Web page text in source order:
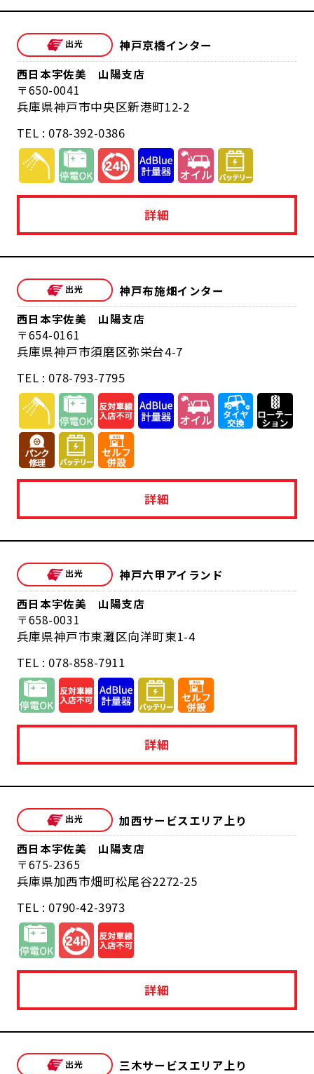
神戸京橋インター
西日本宇佐美 山陽支店
650-0041
兵庫県神戸市中央区新港町12-2
TEL : 078-392-0386
詳細
神戸布施畑インター
西日本宇佐美 山陽支店
654-0161
兵庫県神戸市須磨区弥栄台4-7
TEL : 078-793-7795
詳細
神戸六甲アイランド
西日本宇佐美 山陽支店
658-0031
兵庫県神戸市東灘区向洋町東1-4
TEL : 078-858-7911
詳細
加西サービスエリア上り
西日本宇佐美 山陽支店
675-2365
兵庫県加西市畑町松尾谷2272-25
TEL : 0790-42-3973
詳細
三木サービスエリア上り